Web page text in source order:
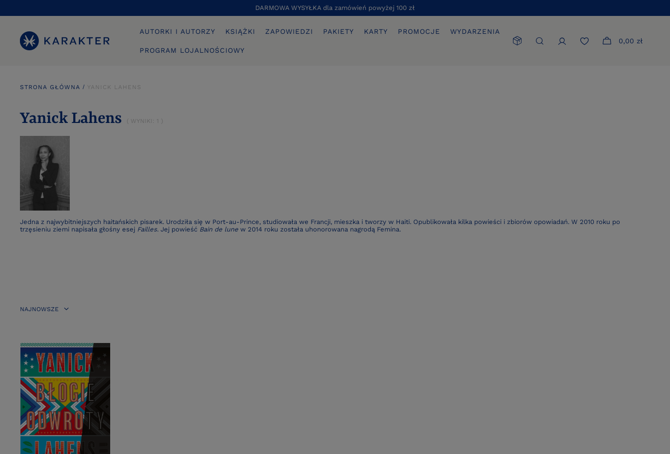
DARMOWA WYSYŁKA dla zamówień powyżej 100 zł
0,00 zł
AUTORKI I AUTORZY KSIĄŻKI ZAPOWIEDZI PAKIETY KARTY PROMOCJE WYDARZENIA
PROGRAM LOJALNOŚCIOWY
STRONA GŁÓWNA YANICK LAHENS
Yanick Lahens ( WYNIKI: 1 )
Jedna z najwybitniejszych haitańskich pisarek. Urodziła się w Port-au-Prince, studiowała we Francji, mieszka i tworzy w Haiti. Opublikowała kilka powieści i zbiorów opowiadań. W 2010 roku po
trzęsieniu ziemi napisała głośny esej Failles. Jej powieść Bain de lune w 2014 roku została uhonorowana nagrodą Femina.
NAJNOWSZE